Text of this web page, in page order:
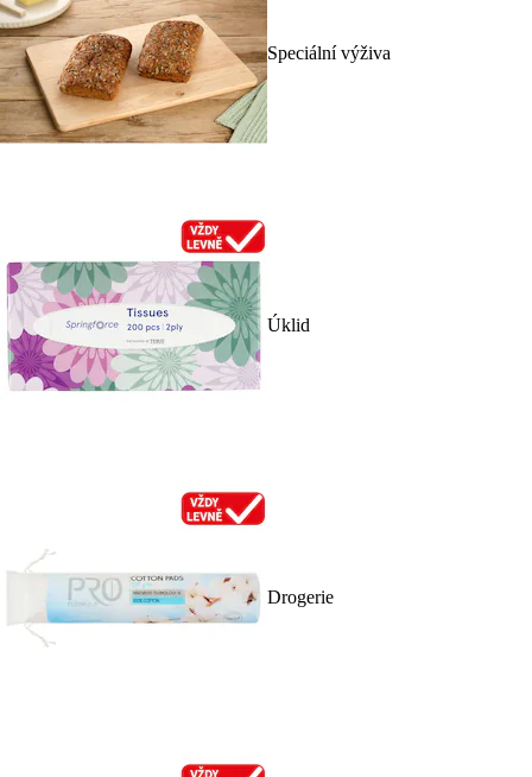
Speciální výživa
Úklid
Drogerie